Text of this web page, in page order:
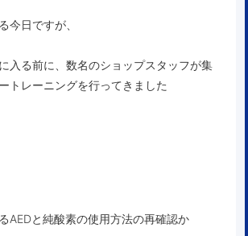
今日ですが、
入る前に、数名のショップスタッフが集
トレーニングを行ってきました
AEDと純酸素の使用方法の再確認か